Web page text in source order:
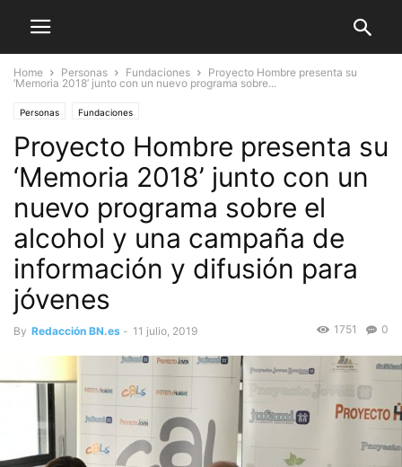
Home Personas Fundaciones
Proyecto Hombre presenta su
‘Memoria 2018’ junto con un nuevo programa sobre...
Personas Fundaciones
Proyecto Hombre presenta su
‘Memoria 2018’ junto con un
nuevo programa sobre el
alcohol y una campaña de
información y difusión para
jóvenes
By Redacción BN.es - 11 julio, 2019 0
1751